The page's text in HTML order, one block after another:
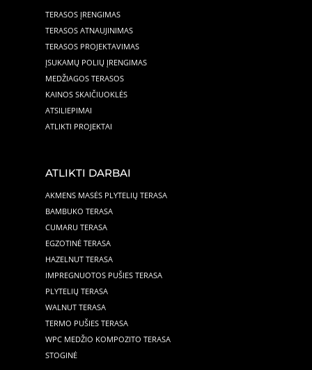
TERASOS ĮRENGIMAS
TERASOS ATNAUJINIMAS
TERASOS PROJEKTAVIMAS
ĮSUKAMŲ POLIŲ ĮRENGIMAS
MEDŽIAGOS TERASOS
KAINOS SKAIČIUOKLĖS
ATSILIEPIMAI
ATLIKTI PROJEKTAI
ATLIKTI DARBAI
AKMENS MASĖS PLYTELIŲ TERASA
BAMBUKO TERASA
CUMARU TERASA
EGZOTINĖ TERASA
HAZELNUT TERASA
IMPREGNUOTOS PUŠIES TERASA
PLYTELIŲ TERASA
WALNUT TERASA
TERMO PUŠIES TERASA
WPC MEDŽIO KOMPOZITO TERASA
STOGINĖ